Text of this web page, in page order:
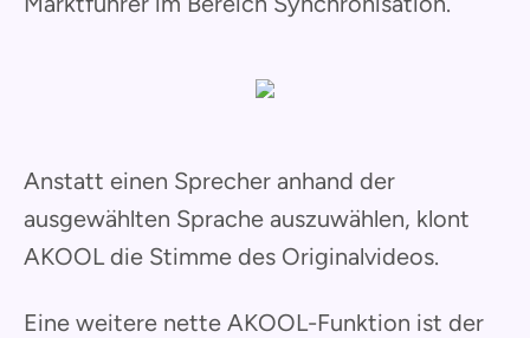
Anstatt einen Sprecher anhand der
ausgewählten Sprache auszuwählen, klont
AKOOL die Stimme des Originalvideos.
Eine weitere nette AKOOL-Funktion ist der